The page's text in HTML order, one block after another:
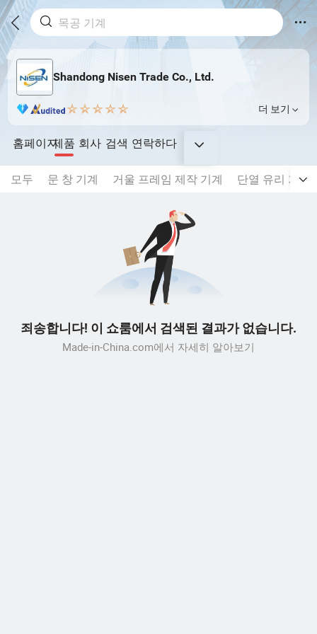
Shandong Nisen Trade Co., Ltd.
더 보기
홈페이지제품 회사 검색 연락하다
모두 문 창 기계 거울 프레임 제작 기계 단열 유리 기계
죄송합니다! 이 쇼룸에서 검색된 결과가 없습니다.
Made-in-China.com에서 자세히 알아보기